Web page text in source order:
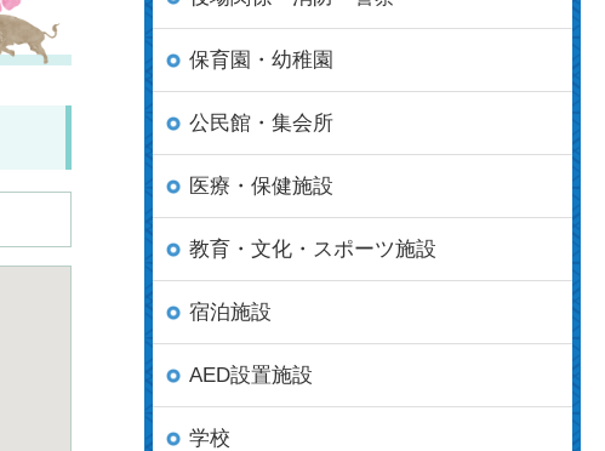
保育園・幼稚園
公民館・集会所
医療・保健施設
教育・文化・スポーツ施設
宿泊施設
AED設置施設
学校